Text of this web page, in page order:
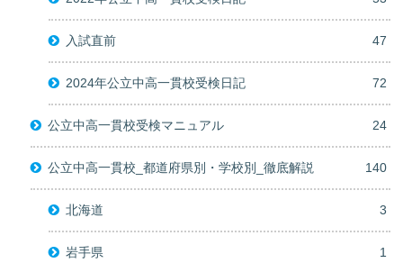
入試直前 47
2024年公立中高一貫校受検日記 72
公立中高一貫校受検マニュアル 24
公立中高一貫校_都道府県別・学校別_徹底解説 140
北海道 3
岩手県 1